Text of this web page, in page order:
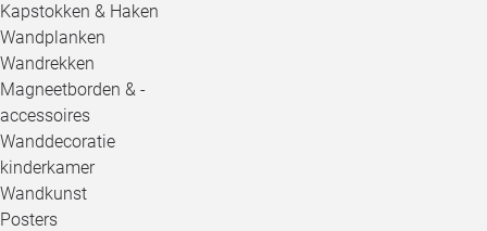
Kapstokken & Haken
Wandplanken
Wandrekken
Magneetborden & -
accessoires
Wanddecoratie
kinderkamer
Wandkunst
Posters